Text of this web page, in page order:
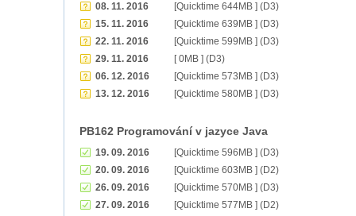
08. 11. 2016
[Quicktime 644MB ] (D3)
15. 11. 2016
[Quicktime 639MB ] (D3)
22. 11. 2016
[Quicktime 599MB ] (D3)
29. 11. 2016
[ 0MB ] (D3)
06. 12. 2016
[Quicktime 573MB ] (D3)
13. 12. 2016
[Quicktime 580MB ] (D3)
PB162 Programování v jazyce Java
19. 09. 2016
[Quicktime 596MB ] (D3)
20. 09. 2016
[Quicktime 603MB ] (D2)
26. 09. 2016
[Quicktime 570MB ] (D3)
27. 09. 2016
[Quicktime 577MB ] (D2)